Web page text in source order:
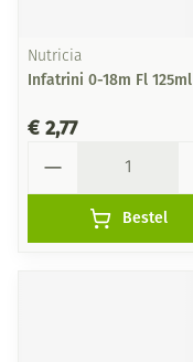
Nutricia
Infatrini 0-18m Fl 125ml
€ 2,77
Bestel